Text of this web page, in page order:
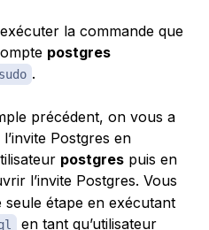
la commande que
postgres
sudo .
précédent, on vous a
Postgres en
postgres puis en
l’invite Postgres. Vous
étape en exécutant
en tant qu’utilisateur